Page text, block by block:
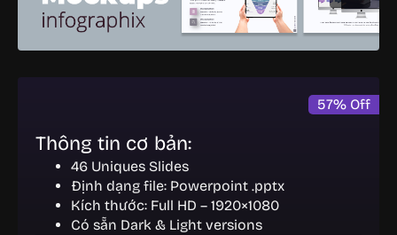
57% Off
Thông tin cơ bản:
46 Uniques Slides
Định dạng file: Powerpoint .pptx
Kích thước: Full HD – 1920×1080
Có sẵn Dark & Light versions